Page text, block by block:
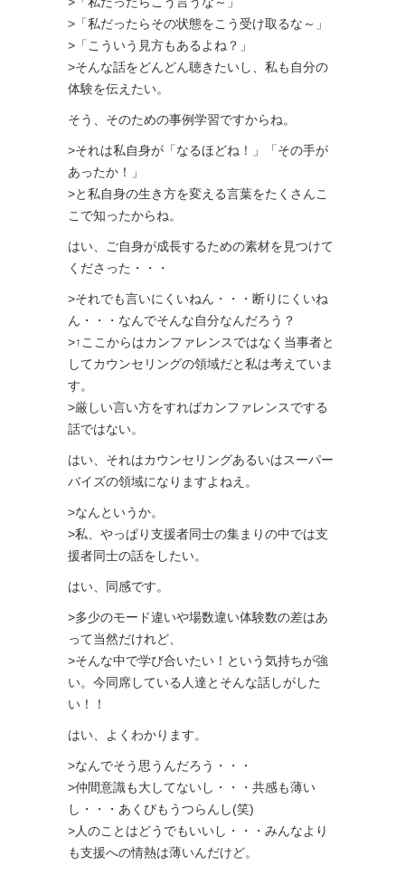
>「私だったらその状態をこう受け取るな～」
>「こういう見方もあるよね？」
>そんな話をどんどん聴きたいし、私も自分の
体験を伝えたい。
そう、そのための事例学習ですからね。
>それは私自身が「なるほどね！」「その手が
あったか！」
>と私自身の生き方を変える言葉をたくさんこ
こで知ったからね。
はい、ご自身が成長するための素材を見つけて
くださった・・・
>それでも言いにくいねん・・・断りにくいね
ん・・・なんでそんな自分なんだろう？
>↑ここからはカンファレンスではなく当事者と
してカウンセリングの領域だと私は考えていま
す。
>厳しい言い方をすればカンファレンスでする
話ではない。
はい、それはカウンセリングあるいはスーパー
バイズの領域になりますよねえ。
>なんというか。
>私、やっぱり支援者同士の集まりの中では支
援者同士の話をしたい。
はい、同感です。
>多少のモード違いや場数違い体験数の差はあ
って当然だけれど、
>そんな中で学び合いたい！という気持ちが強
い。今同席している人達とそんな話しがした
い！！
はい、よくわかります。
>なんでそう思うんだろう・・・
>仲間意識も大してないし・・・共感も薄い
し・・・あくびもうつらんし(笑)
>人のことはどうでもいいし・・・みんなより
も支援への情熱は薄いんだけど。